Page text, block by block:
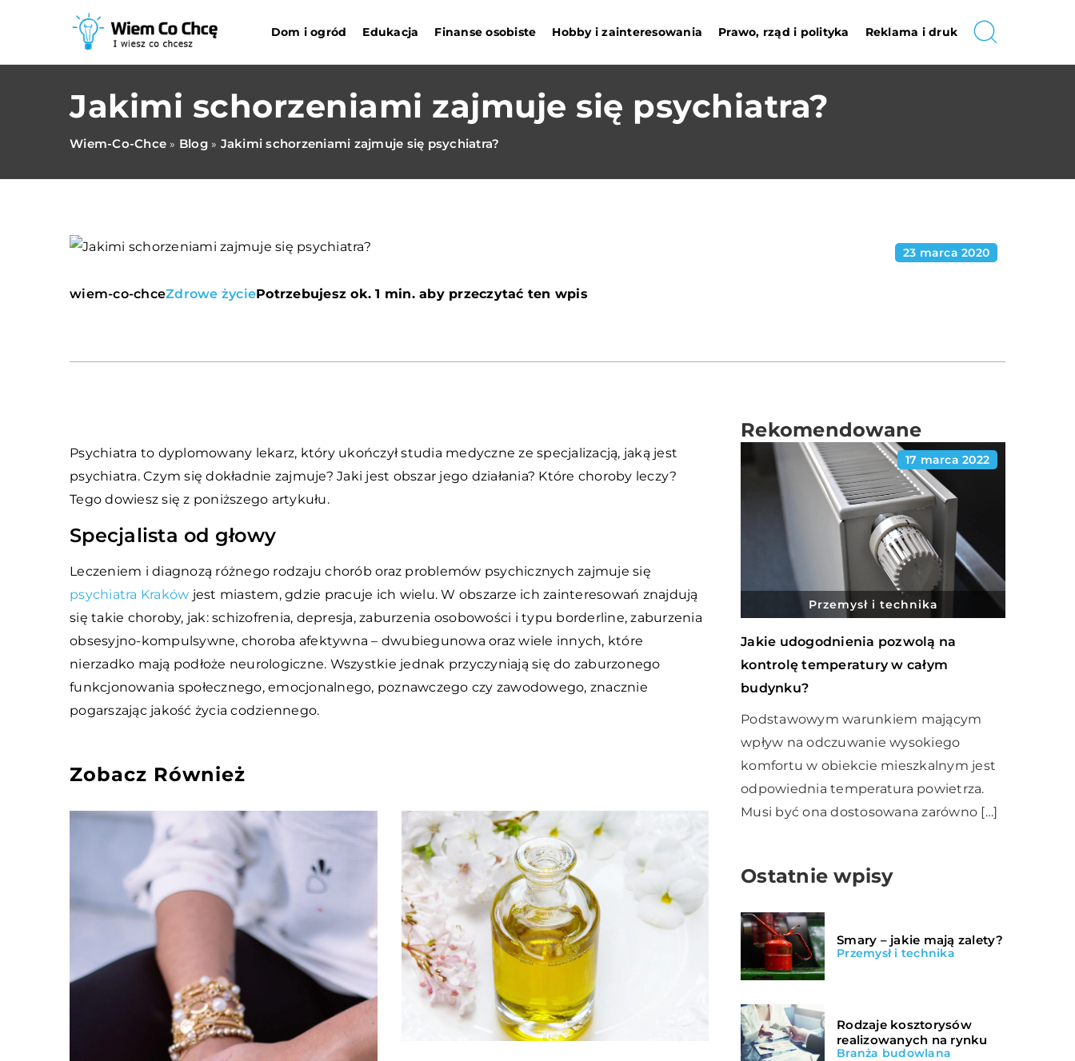
Dom i ogród Edukacja Finanse osobiste Hobby i zainteresowania Prawo, rząd i polityka Reklama i druk
Jakimi schorzeniami zajmuje się psychiatra?
Wiem-Co-Chce » Blog» Jakimi schorzeniami zajmuje się psychiatra?
23 marca 2020
wiem-co-chceZdrowe życiePotrzebujesz ok. 1 min. aby przeczytać ten wpis
Psychiatra to dyplomowany lekarz, który ukończył studia medyczne ze specjalizacją, jaką jest
psychiatra. Czym się dokładnie zajmuje? Jaki jest obszar jego działania? Które choroby leczy?
Tego dowiesz się z poniższego artykułu.
Specjalista od głowy
Leczeniem i diagnozą różnego rodzaju chorób oraz problemów psychicznych zajmuje się
psychiatra Kraków jest miastem, gdzie pracuje ich wielu. W obszarze ich zainteresowań znajdują
się takie choroby, jak: schizofrenia, depresja, zaburzenia osobowości i typu borderline, zaburzenia
obsesyjno-kompulsywne, choroba afektywna – dwubiegunowa oraz wiele innych, które
nierzadko mają podłoże neurologiczne. Wszystkie jednak przyczyniają się do zaburzonego
funkcjonowania społecznego, emocjonalnego, poznawczego czy zawodowego, znacznie
pogarszając jakość życia codziennego.
Zobacz Również
Rekomendowane
17 marca 2022
Przemysł i technika
Jakie udogodnienia pozwolą na
kontrolę temperatury w całym
budynku?
Podstawowym warunkiem mającym
wpływ na odczuwanie wysokiego
komfortu w obiekcie mieszkalnym jest
odpowiednia temperatura powietrza.
Musi być ona dostosowana zarówno […]
Ostatnie wpisy
Smary – jakie mają zalety?
Przemysł i technika
Rodzaje kosztorysów
realizowanych na rynku
Branża budowlana